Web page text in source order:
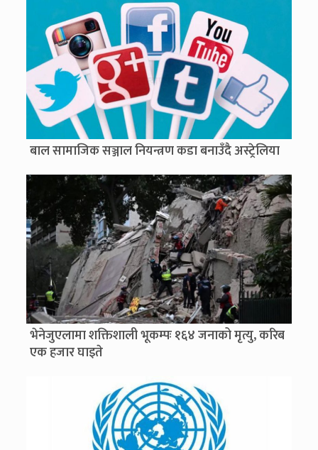
बाल सामाजिक सञ्जाल नियन्त्रण कडा बनाउँदै अस्ट्रेलिया
भेनेजुएलामा शक्तिशाली भूकम्पः १६४ जनाको मृत्यु, करिब
एक हजार घाइते